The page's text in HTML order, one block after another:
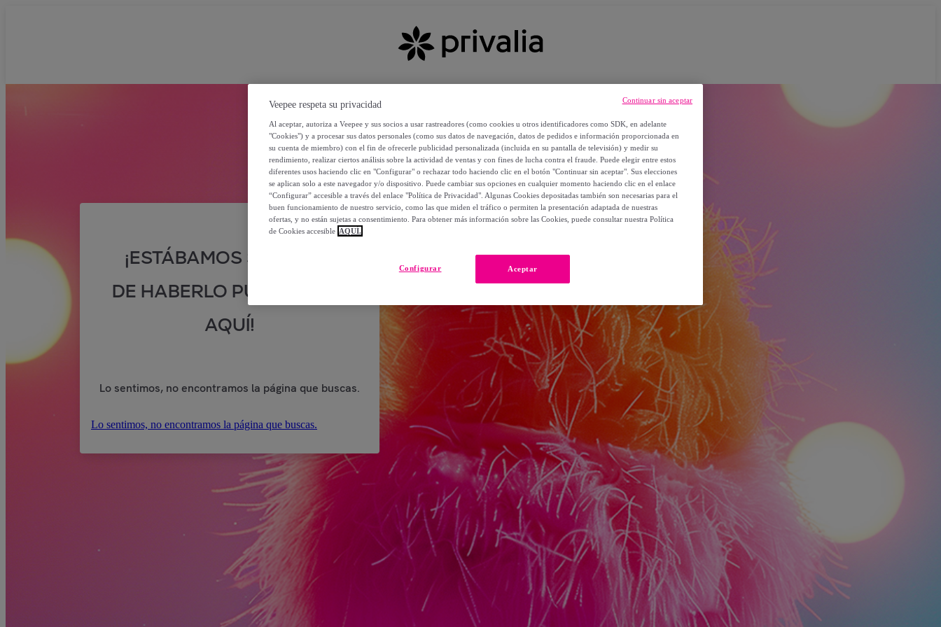
¡ESTÁBAMOS SEGUROS
DE HABERLO PUESTO POR
AQUÍ!
Lo sentimos, no encontramos la página que buscas.
Lo sentimos, no encontramos la página que buscas.
Veepee respeta su privacidad
Al aceptar, autoriza a Veepee y sus socios a usar rastreadores (como cookies u otros identificadores como SDK, en adelante
"Cookies") y a procesar sus datos personales (como sus datos de navegación, datos de pedidos e información proporcionada en
su cuenta de miembro) con el fin de ofrecerle publicidad personalizada (incluida en su pantalla de televisión) y medir su
rendimiento, realizar ciertos análisis sobre la actividad de ventas y con fines de lucha contra el fraude. Puede elegir entre estos
diferentes usos haciendo clic en "Configurar" o rechazar todo haciendo clic en el botón "Continuar sin aceptar". Sus elecciones
se aplican solo a este navegador y/o dispositivo. Puede cambiar sus opciones en cualquier momento haciendo clic en el enlace
“Configurar” accesible a través del enlace "Política de Privacidad". Algunas Cookies depositadas también son necesarias para el
buen funcionamiento de nuestro servicio, como las que miden el tráfico o permiten la presentación adaptada de nuestras
ofertas, y no están sujetas a consentimiento. Para obtener más información sobre las Cookies, puede consultar nuestra Política
de Cookies accesible AQUÍ.
Aceptar
Configurar
Continuar sin aceptar